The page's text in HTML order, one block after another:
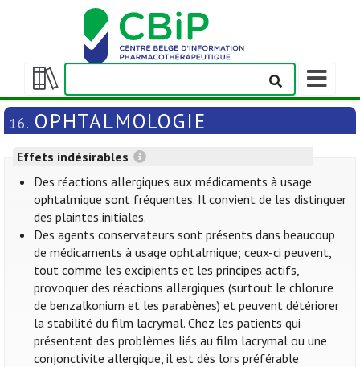
Afficher/masquer
la
table
matières
Afficher/
la
barre
navigation
16. OPHTALMOLOGIE
Effets indésirables
Des réactions allergiques aux médicaments à usage
ophtalmique sont fréquentes. Il convient de les distinguer
des plaintes initiales.
Des agents conservateurs sont présents dans beaucoup
de médicaments à usage ophtalmique; ceux-ci peuvent,
tout comme les excipients et les principes actifs,
provoquer des réactions allergiques (surtout le chlorure
de benzalkonium et les parabènes) et peuvent détériorer
la stabilité du film lacrymal. Chez les patients qui
présentent des problèmes liés au film lacrymal ou une
conjonctivite allergique, il est dès lors préférable